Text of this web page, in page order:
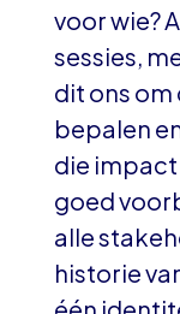
voor wie?
sessies,
dit ons om
bepalen
die
goed
alle
historie